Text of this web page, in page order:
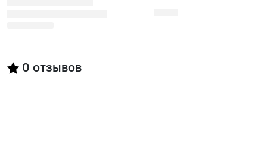
0 отзывов